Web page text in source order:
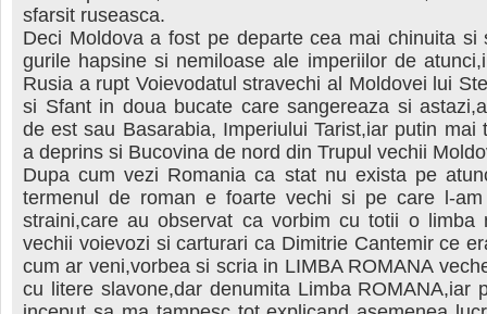
sfarsit ruseasca.
Deci Moldova a fost pe departe cea mai chinuita si
gurile hapsine si nemiloase ale imperiilor de
Rusia a rupt Voievodatul stravechi al Moldovei lui
si Sfant in doua bucate care sangereaza si
de est sau Basarabia, Imperiului Tarist,iar putin mai
a deprins si Bucovina de nord din Trupul vechii
Dupa cum vezi Romania ca stat nu exista pe
termenul de roman e foarte vechi si pe care l-
straini,care au observat ca vorbim cu totii o limba
vechii voievozi si carturari ca Dimitrie Cantemir ce
cum ar veni,vorbea si scria in LIMBA ROMANA
cu litere slavone,dar denumita Limba ROMANA,iar